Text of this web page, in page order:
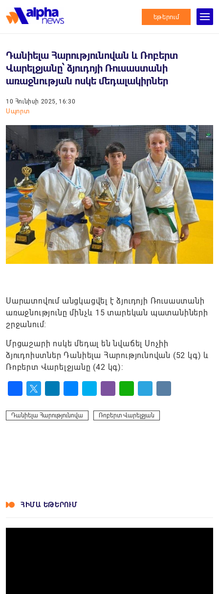
եթերում
Դանիելա Հարությունովան և Ռոբերտ
Վարելջյանը՝ ձյուդոյի Ռուսաստանի
առաջնության ոսկե մեդալակիրներ
10 Հունիսի 2025, 16:30
Սպորտ
Սարատովում անցկացվել է ձյուդոյի Ռուսաստանի
առաջնությունը մինչև 15 տարեկան պատանիների
շրջանում:
Մրցաշարի ոսկե մեդալ են նվաճել Սոչիի
ձյուդոիստներ Դանիելա Հարությունովան (52 կգ) և
Ռոբերտ Վարելջյանը (42 կգ):
Դանիելա Հարությունովա Ռոբերտ Վարելջյան
ՀԻՄԱ ԵԹԵՐՈՒՄ